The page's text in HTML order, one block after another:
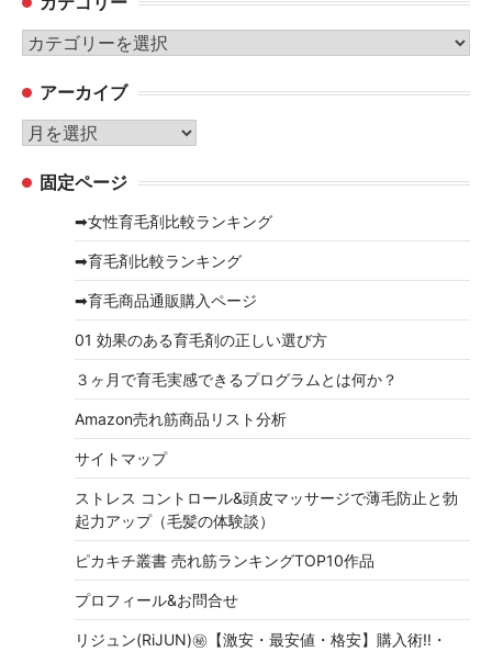
カ
ゴ
リ
ー
アーカイブ
ア
カ 固定ページ
➡女性育毛剤比較ランキング
➡育毛剤比較ランキング
➡育毛商品通販購入ページ
01 効果のある育毛剤の正しい選び方
３ヶ月で育毛実感できるプログラムとは何か？
Amazon売れ筋商品リスト分析
サイトマップ
ストレス コントロール&頭皮マッサージで薄毛防止と勃
起力アップ（毛髪の体験談）
ピカキチ叢書 売れ筋ランキングTOP10作品
プロフィール&お問合せ
リジュン(RiJUN)㊙【激安・最安値・格安】購入術!!・